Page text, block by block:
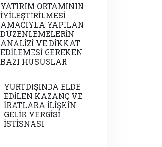
YATIRIM ORTAMININ
İYİLEŞTİRİLMESİ
AMACIYLA YAPILAN
DÜZENLEMELERİN
ANALİZİ VE DİKKAT
EDİLEMESİ GEREKEN
BAZI HUSUSLAR
YURTDIŞINDA ELDE
EDİLEN KAZANÇ VE
İRATLARA İLİŞKİN
GELİR VERGİSİ
İSTİSNASI